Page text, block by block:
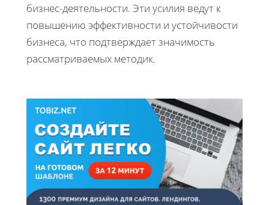
бизнес-деятельности. Эти усилия ведут к
повышению эффективности и устойчивости
бизнеса, что подтверждает значимость
рассматриваемых методик.